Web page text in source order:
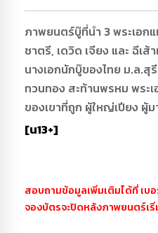
ภาพยนตร์บู๊ที่นำ 3 พระเอก
ชาตรี, เดวิด เจียง และ ฉีเส้
นางเอกนักบู๊ของไทย ม.ล.สุ
ทวนทอง สะท้านพรหม พระ
ของเขาที่ถูก ผู้ใหญ่เปียง ผู้
[น13+]
สอบถามข้อมูลเพิ่มเติมได้ที่ เบ
จองบัตรจะปิดหลังภาพยนตร์เ